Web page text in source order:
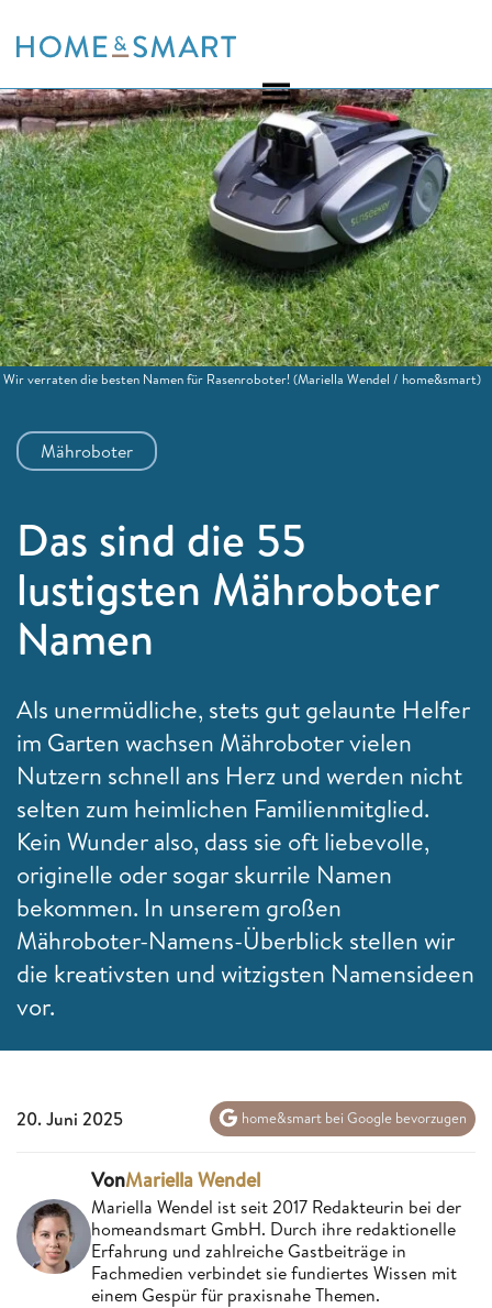
to
Mähroboter
Das sind die 55
lustigsten Mähroboter
Namen
Als unermüdliche, stets gut gelaunte Helfer
im Garten wachsen Mähroboter vielen
Nutzern schnell ans Herz und werden nicht
selten zum heimlichen Familienmitglied.
Kein Wunder also, dass sie oft liebevolle,
originelle oder sogar skurrile Namen
bekommen. In unserem großen
Mähroboter-Namens-Überblick stellen wir
die kreativsten und witzigsten Namensideen
vor.
Wir verraten die besten Namen für Rasenroboter!(Mariella Wendel / home&smart)
20. Juni 2025 home&smart bei Google bevorzugen
VonMariella Wendel
Mariella Wendel ist seit 2017 Redakteurin bei der
homeandsmart GmbH. Durch ihre redaktionelle
Erfahrung und zahlreiche Gastbeiträge in
Fachmedien verbindet sie fundiertes Wissen mit
einem Gespür für praxisnahe Themen.